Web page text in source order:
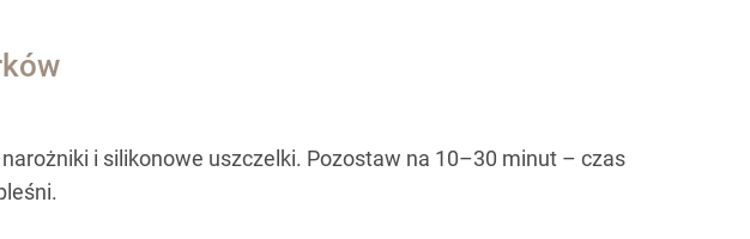
i silikonowe uszczelki. Pozostaw na 10–30 minut – czas